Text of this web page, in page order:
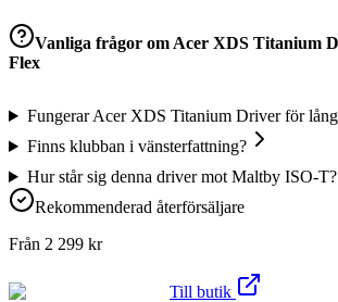
Vanliga frågor om Acer XDS Titanium
Flex
Fungerar Acer XDS Titanium Driver för
Finns klubban i vänsterfattning?
Hur står sig denna driver mot Maltby ISO-T?
Rekommenderad återförsäljare
Från 2 299 kr
Till butik